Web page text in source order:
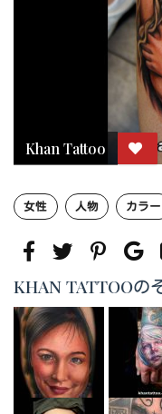
Khan Tattoo
女性 人物 カラー
KHAN TATTOOの